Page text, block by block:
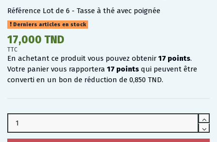
Référence Lot de 6 - Tasse à thé avec poignée
Derniers articles en stock
17,000 TND
TTC
En achetant ce produit vous pouvez obtenir 17 points.
Votre panier vous rapportera 17 points qui peuvent être
converti en un bon de réduction de 0,850 TND.